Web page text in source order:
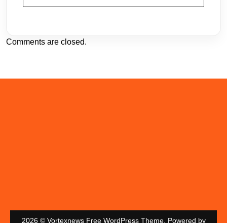
Comments are closed.
2026 © Vortexnews Free WordPress Theme. Powered by